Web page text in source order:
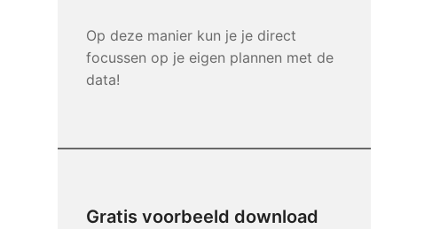
Op deze manier kun je je direct
focussen op je eigen plannen met de
data!
Gratis voorbeeld download